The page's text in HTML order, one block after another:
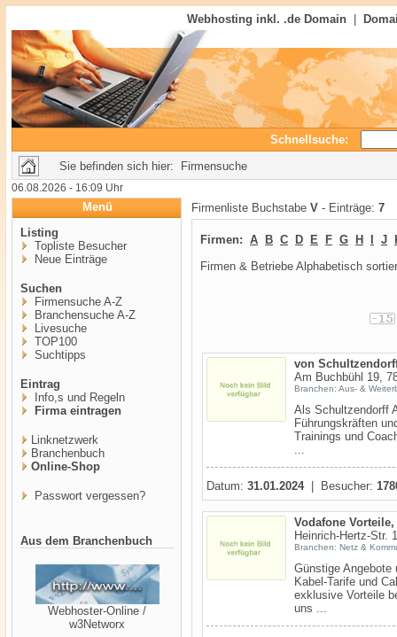
Webhosting inkl. .de Domain
Schnellsuche:
Sie befinden sich hier: Firmensuche
06.08.2026 - 16:09 Uhr
Menü
Listing
Topliste Besucher
Neue Einträge
Suchen
Firmensuche A-Z
Branchensuche A-Z
Livesuche
TOP100
Suchtipps
Eintrag
Info,s und Regeln
Firma eintragen
Linknetzwerk
Branchenbuch
Online-Shop
Passwort vergessen?
Aus dem Branchenbuch
Webhoster-Online /
w3Networx
Firmenliste Buchstabe V - Einträge: 7
Firmen: A B C D E F G H J
Firmen & Betriebe Alphabetisch
von
Am Buchbühl 19,
Branchen: Aus- &
Als Schultzendorff
Führungskräften
Trainings und
...
Datum: 31.01.2024| Besucher:
Vodafone
Heinrich-Hertz-Str.
Branchen: Netz &
Günstige Angebote
Kabel-Tarife und
exklusive Vorteile
uns ...